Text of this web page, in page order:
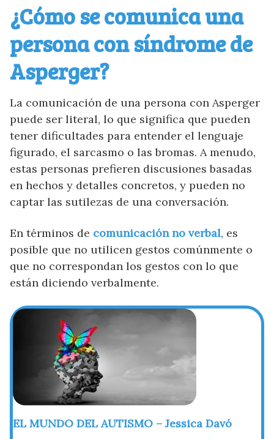
¿Cómo se comunica una
persona con síndrome de
Asperger?
La comunicación de una persona con Asperger
puede ser literal, lo que significa que pueden
tener dificultades para entender el lenguaje
figurado, el sarcasmo o las bromas. A menudo,
estas personas prefieren discusiones basadas
en hechos y detalles concretos, y pueden no
captar las sutilezas de una conversación.
En términos de comunicación no verbal, es
posible que no utilicen gestos comúnmente o
que no correspondan los gestos con lo que
están diciendo verbalmente.
EL MUNDO DEL AUTISMO – Jessica Davó